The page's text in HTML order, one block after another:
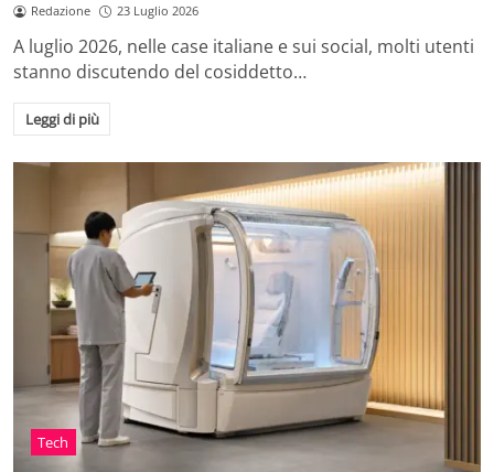
Redazione 23 Luglio 2026
A luglio 2026, nelle case italiane e sui social, molti utenti
stanno discutendo del cosiddetto…
Leggi di più
Tech